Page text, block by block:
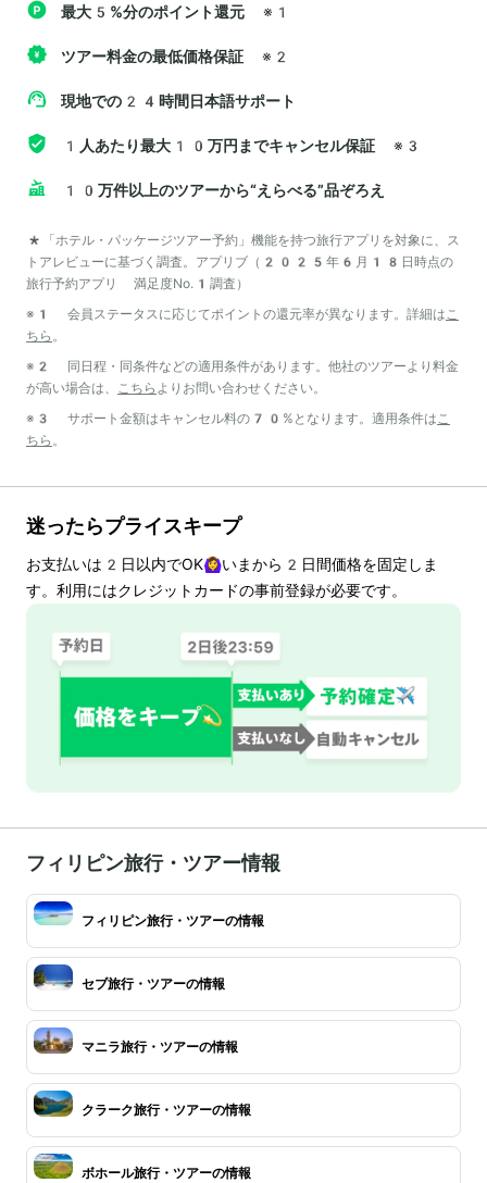
最大5%分のポイント還元 ※1
ツアー料金の最低価格保証 ※2
現地での24時間日本語サポート
1人あたり最大10万円までキャンセル保証 ※3
10万件以上のツアーから“えらべる”品ぞろえ
*「ホテル・パッケージツアー予約」機能を持つ旅行アプリを対象に、ス
トアレビューに基づく調査。アプリブ（2025年6月18日時点の
旅行予約アプリ 満足度No.1調査）
※1 会員ステータスに応じてポイントの還元率が異なります。詳細はこ
ちら 。
※2 同日程・同条件などの適用条件があります。他社のツアーより料金
が高い場合は、 こちら よりお問い合わせください。
※3 サポート金額はキャンセル料の70%となります。適用条件はこ
ちら 。
迷ったらプライスキープ
お支払いは 2 日以内でOK🙆‍♀️いまから 2 日間価格を固定しま
す。利用にはクレジットカードの事前登録が必要です。
フィリピン旅行・ツアー情報
フィリピン旅行・ツアーの情報
セブ旅行・ツアーの情報
マニラ旅行・ツアーの情報
クラーク旅行・ツアーの情報
ボホール旅行・ツアーの情報